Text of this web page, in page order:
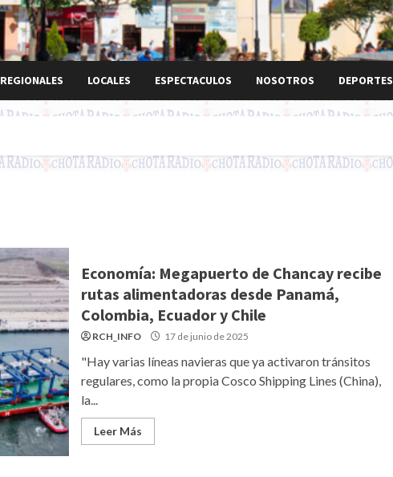
REGIONALES LOCALES ESPECTACULOS NOSOTROS DEPORTES
Economía: Megapuerto de Chancay recibe
rutas alimentadoras desde Panamá,
Colombia, Ecuador y Chile
RCH_INFO 17 de junio de 2025
"Hay varias líneas navieras que ya activaron tránsitos
regulares, como la propia Cosco Shipping Lines (China),
la...
Leer Más